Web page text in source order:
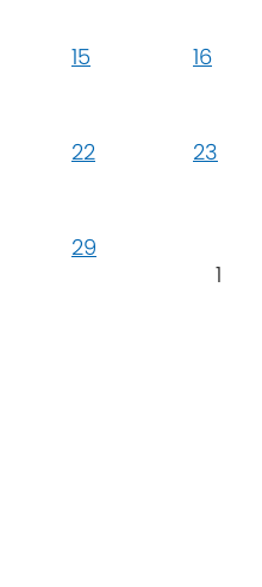
15 16
22 23
29
1